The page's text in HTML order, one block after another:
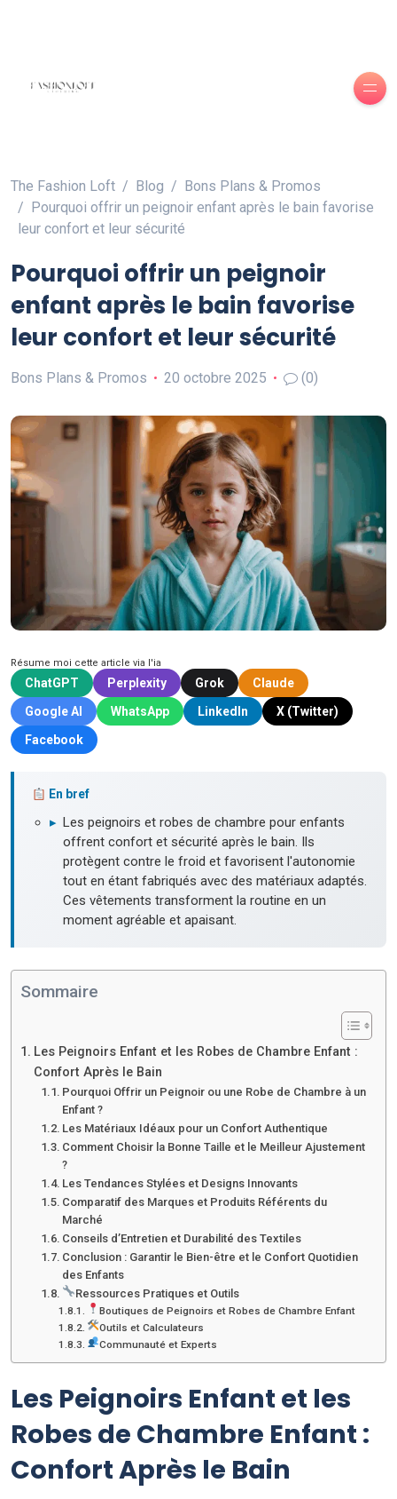
The Fashion Loft Blog
Bons Plans & Promos
Pourquoi offrir un peignoir enfant après le bain favorise
leur confort et leur sécurité
Pourquoi offrir un peignoir
enfant après le bain favorise
leur confort et leur sécurité
Bons Plans & Promos 20 octobre 2025 (0)
Résume moi cette article via l'ia
ChatGPT Perplexity Grok
Claude
Google AI
WhatsApp LinkedIn
X (Twitter)
Facebook
En bref
▸ Les peignoirs et robes de chambre pour enfants
offrent confort et sécurité après le bain. Ils
protègent contre le froid et favorisent l'autonomie
tout en étant fabriqués avec des matériaux adaptés.
Ces vêtements transforment la routine en un
moment agréable et apaisant.
Sommaire
Les Peignoirs Enfant et les Robes de Chambre Enfant :
Confort Après le Bain
Pourquoi Offrir un Peignoir ou une Robe de Chambre à un
Enfant ?
Les Matériaux Idéaux pour un Confort Authentique
Comment Choisir la Bonne Taille et le Meilleur Ajustement
?
Les Tendances Stylées et Designs Innovants
Comparatif des Marques et Produits Référents du
Marché
Conseils d’Entretien et Durabilité des Textiles
Conclusion : Garantir le Bien-être et le Confort Quotidien
des Enfants
Ressources Pratiques et Outils
Boutiques de Peignoirs et Robes de Chambre Enfant
Outils et Calculateurs
Communauté et Experts
Les Peignoirs Enfant et les
Robes de Chambre Enfant :
Confort Après le Bain